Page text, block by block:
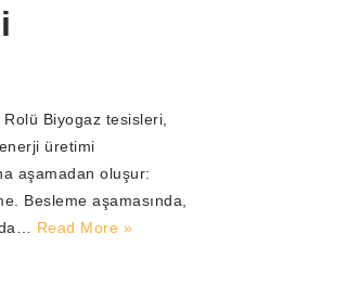
Biyogaz tesisleri,
üretimi
aşamadan oluşur:
Besleme aşamasında,
Read More »